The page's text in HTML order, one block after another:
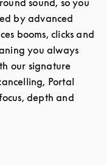
by advanced
booms, clicks and
you always
our signature
Portal
depth and